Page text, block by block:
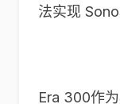
法实现
Era 300作